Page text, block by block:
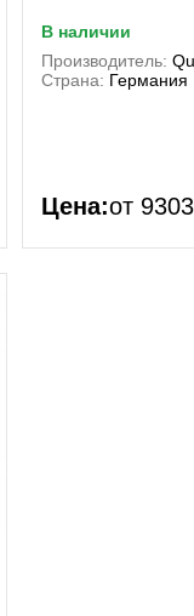
в наличии
Производитель:
Страна: Германия
Цена:от 9303